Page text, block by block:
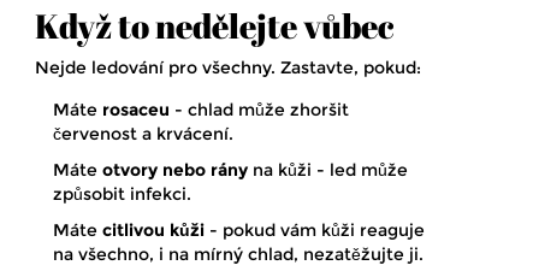
Když to nedělejte vůbec
Nejde ledování pro všechny. Zastavte, pokud:
Máte rosaceu - chlad může zhoršit
červenost a krvácení.
Máte otvory nebo rány na kůži - led může
způsobit infekci.
Máte citlivou kůži - pokud vám kůži reaguje
na všechno, i na mírný chlad, nezatěžujte ji.